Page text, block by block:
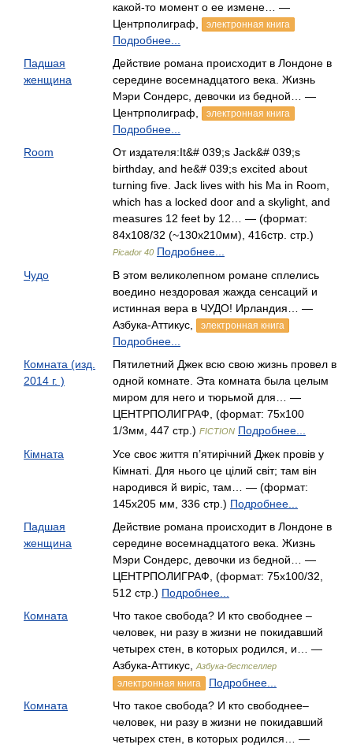
какой-то момент о ее измене… —
Центрполиграф,
электронная книга
Подробнее...
Падшая
женщина
Действие романа происходит в Лондоне в
середине восемнадцатого века. Жизнь
Мэри Сондерс, девочки из бедной… —
Центрполиграф,
электронная книга
Подробнее...
Room
От издателя:It&# 039;s Jack&# 039;s
birthday, and he&# 039;s excited about
turning five. Jack lives with his Ma in Room,
which has a locked door and a skylight, and
measures 12 feet by 12… — (формат:
84x108/32 (~130x210мм), 416стр. стр.)
Picador 40 Подробнее...
Чудо
В этом великолепном романе сплелись
воедино нездоровая жажда сенсаций и
истинная вера в ЧУДО! Ирландия… —
Азбука-Аттикус,
электронная книга
Подробнее...
Комната (изд.
2014 г. )
Пятилетний Джек всю свою жизнь провел в
одной комнате. Эта комната была целым
миром для него и тюрьмой для… —
ЦЕНТРПОЛИГРАФ, (формат: 75x100
1/3мм, 447 стр.) FICTION Подробнее...
Кімната
Усе своє життя п’ятирічний Джек провів у
Кімнаті. Для нього це цілий світ; там він
народився й виріс, там… — (формат:
145х205 мм, 336 стр.) Подробнее...
Падшая
женщина
Действие романа происходит в Лондоне в
середине восемнадцатого века. Жизнь
Мэри Сондерс, девочки из бедной… —
ЦЕНТРПОЛИГРАФ, (формат: 75x100/32,
512 стр.) Подробнее...
Комната
Что такое свобода? И кто свободнее –
человек, ни разу в жизни не покидавший
четырех стен, в которых родился, и… —
Азбука-Аттикус,
Азбука-бестселлер
электронная книга
Подробнее...
Комната
Что такое свобода? И кто свободнее–
человек, ни разу в жизни не покидавший
четырех стен, в которых родился… —